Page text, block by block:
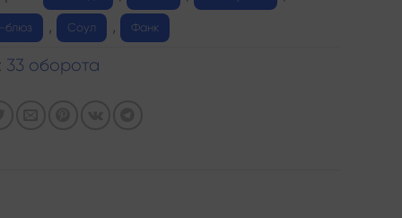
блюз , Соул , Фанк
33 оборота